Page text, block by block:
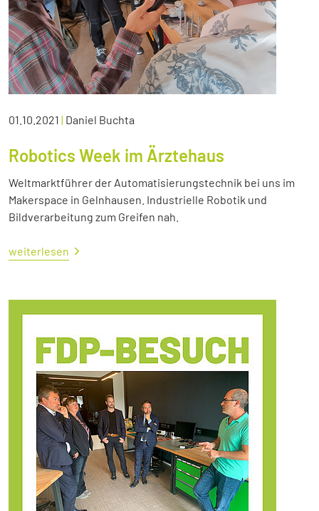
01.10.2021 | Daniel Buchta
Robotics Week im Ärztehaus
Weltmarktführer der Automatisierungstechnik bei uns im
Makerspace in Gelnhausen. Industrielle Robotik und
Bildverarbeitung zum Greifen nah.
weiterlesen